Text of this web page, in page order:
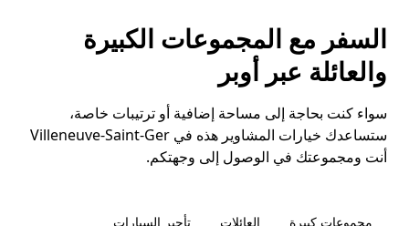
السفر مع المجموعات الكبيرة
والعائلة عبر أوبر
سواء كنت بحاجة إلى مساحة إضافية أو ترتيبات خاصة،
ستساعدك خيارات المشاوير هذه في Villeneuve-Saint-Ger
أنت ومجموعتك في الوصول إلى وجهتكم.
مجموعات كبيرة العائلات تأجير السيارات